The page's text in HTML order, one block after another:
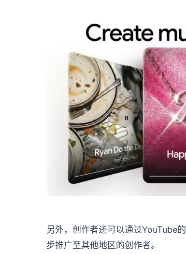
另外，创作者还可以通过YouTube
步推广至其他地区的创作者。